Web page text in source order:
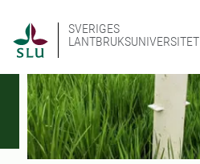
SVERIGES
LANTBRUKSUNIVERSITET